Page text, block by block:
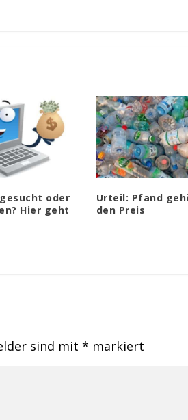
oder
Hier geht
Urteil: Pfand
den Preis
sind mit* markiert